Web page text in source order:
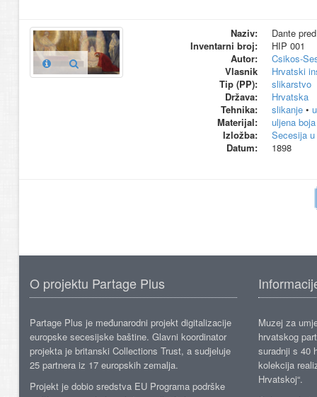
Naziv:
Dante
Inventarni broj:
HIP 001
Autor:
Csikos-
Vlasnik
Hrvatski
Tip (PP):
slikarstvo
Država:
Hrvatska
Tehnika:
slikanje•
Materijal:
uljena boja
Izložba:
Secesija
Datum:
1898
O projektu Partage Plus
Partage Plus je međunarodni projekt digitalizacije
europske secesijske baštine. Glavni koordinator
projekta je britanski Collections Trust, a sudjeluje
25 partnera iz 17 europskih zemalja.
Projekt je dobio sredstva EU Programa podrške
Muzej za
hrvatskog
suradnji s 40
kolekcija
Hrvatskoj“.